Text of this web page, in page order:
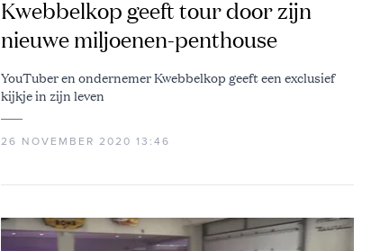
Kwebbelkop geeft tour door zijn
nieuwe miljoenen-penthouse
YouTuber en ondernemer Kwebbelkop geeft een exclusief
kijkje in zijn leven
26 NOVEMBER 2020 13:46